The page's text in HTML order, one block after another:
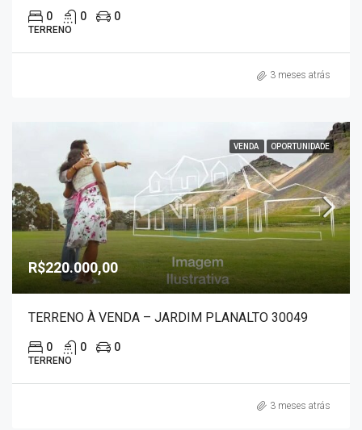
0 0 0
TERRENO
3 meses atrás
VENDA OPORTUNIDADE
R$220.000,00
TERRENO À VENDA – JARDIM PLANALTO 30049
0 0 0
TERRENO
3 meses atrás